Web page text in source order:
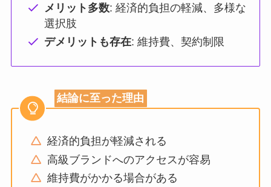
メリット多数: 経済的負担の軽減、多様な
選択肢
デメリットも存在: 維持費、契約制限
結論に至った理由
経済的負担が軽減される
高級ブランドへのアクセスが容易
維持費がかかる場合がある